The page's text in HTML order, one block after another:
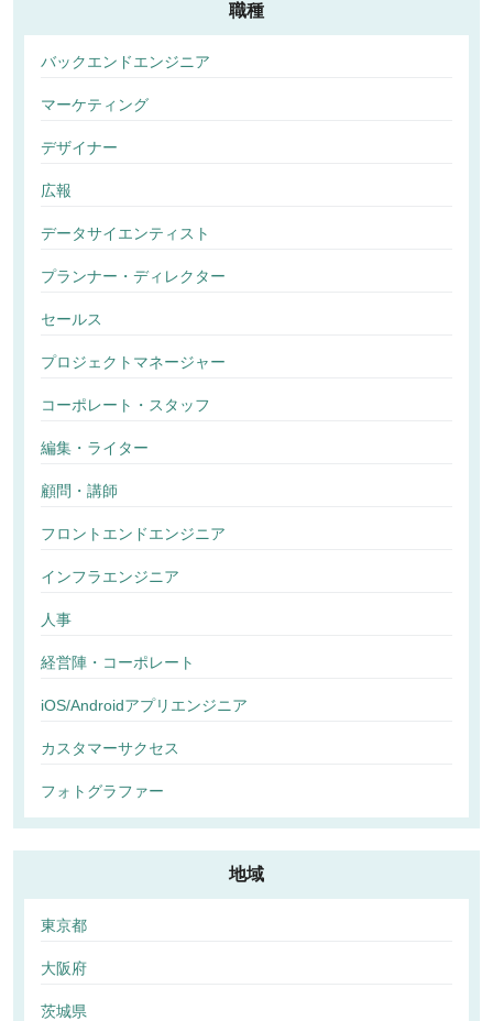
職種
バックエンドエンジニア
マーケティング
デザイナー
広報
データサイエンティスト
プランナー・ディレクター
セールス
プロジェクトマネージャー
コーポレート・スタッフ
編集・ライター
顧問・講師
フロントエンドエンジニア
インフラエンジニア
人事
経営陣・コーポレート
iOS/Androidアプリエンジニア
カスタマーサクセス
フォトグラファー
地域
東京都
大阪府
茨城県